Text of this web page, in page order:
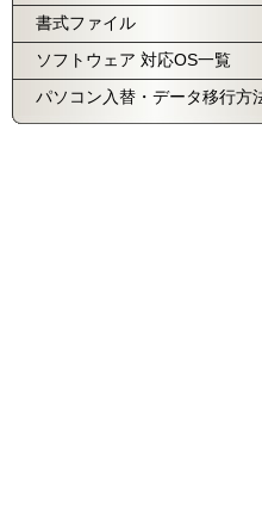
書式ファイル
ソフトウェア 対応OS一覧
パソコン入替・データ移行方